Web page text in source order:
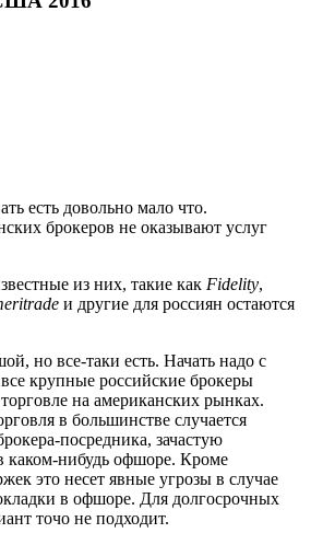
есть довольно мало что.
брокеров не оказывают услуг
из них, такие как Fidelity,
и другие для россиян остаются
но все-таки есть. Начать надо с
крупные российские брокеры
на американских рынках.
в большинстве случается
посредника, зачастую
каком-нибудь офшоре. Кроме
это несет явные угрозы в случае
в офшоре. Для долгосрочных
точо не подходит.